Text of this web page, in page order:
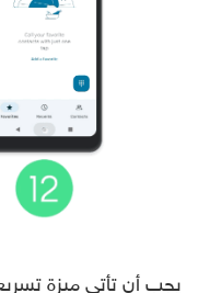
يجب أن تأتي ميزة